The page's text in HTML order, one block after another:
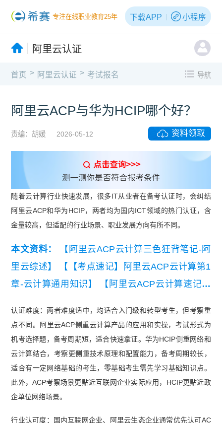
专注在线职业教育25年 下载APP 小程序
阿里云认证
首页 > 阿里云认证 > 考试报名 导航
阿里云ACP与华为HCIP哪个好？
责编：胡媛 2026-05-12 资料领取
随着云计算行业快速发展，很多IT从业者在备考认证时，会纠结
阿里云ACP和华为HCIP，两者均为国内ICT领域的热门认证，含
金量较高，但适配的行业场景、职业发展方向有所不同。
本文资料：
【阿里云ACP云计算三色狂背笔记-阿
里云综述】
【【考点速记】阿里云ACP云计算第1
章-云计算通用知识】
【阿里云ACP云计算速记口
【【备考精华】PMI-ACP
大数据高级工程师知识
集锦】 【【考点速记】阿里云ACP大数据分析师知
识点集锦】
认证难度：两者难度适中，均适合入门级和转型考生，但考察重
点不同。阿里云ACP侧重云计算产品的应用和实操，考试形式为
机考选择题，备考周期短，适合快速拿证。华为HCIP侧重网络和
云计算结合，考察更侧重技术原理和配置能力，备考周期较长，
适合有一定网络基础的考生，零基础考生需先学习基础知识点。
此外，ACP考察场景更贴近互联网企业实际应用，HCIP更贴近政
企单位网络场景。
行业认可度：国内互联网企业、阿里云生态企业通常优先认可AC